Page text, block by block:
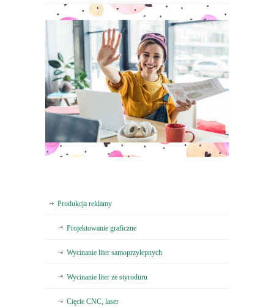
Produkcja reklamy
Projektowanie graficzne
Wycinanie liter samoprzylepnych
Wycinanie liter ze styroduru
Cięcie CNC, laser